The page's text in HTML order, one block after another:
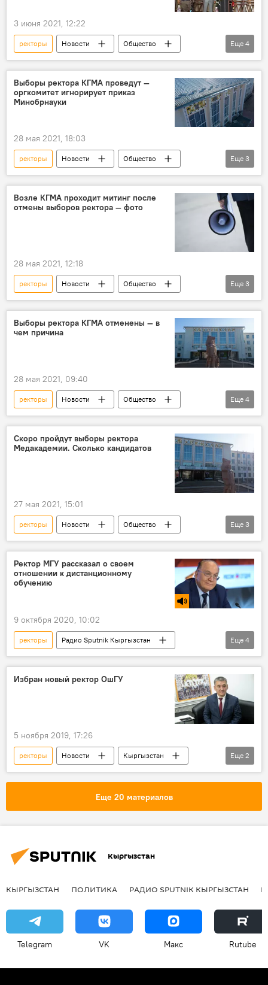
3 июня 2021, 12:22
ректоры Новости
Общество
Кыргызстан
Индира Кудайбергенова
КГМА
приказ
Еще 4
Выборы ректора КГМА проведут —
оргкомитет игнорирует приказ
Минобрнауки
28 мая 2021, 18:03
ректоры Новости
Общество
Кыргызстан
КГМА выборы
Еще 3
Возле КГМА проходит митинг после
отмены выборов ректора — фото
28 мая 2021, 12:18
ректоры Новости
Общество
Кыргызстан
КГМА выборы
Еще 3
Выборы ректора КГМА отменены — в
чем причина
28 мая 2021, 09:40
ректоры Новости
Общество
Кыргызстан
КГМА
выборы
вузы
Еще 4
Скоро пройдут выборы ректора
Медакадемии. Сколько кандидатов
27 мая 2021, 15:01
ректоры Новости
Общество
Кыргызстан
выборы КГМА
Еще 3
Ректор МГУ рассказал о своем
отношении к дистанционному
обучению
9 октября 2020, 10:02
ректоры
Радио Sputnik Кыргызстан
Общество
образование
коронавирус
МГУ
Еще 4
Избран новый ректор ОшГУ
5 ноября 2019, 17:26
ректоры Новости
Кыргызстан
Общество
Еще 2
Еще 20 материалов
Кыргызстан
КЫРГЫЗСТАН ПОЛИТИКА РАДИО SPUTNIK КЫРГЫЗСТАН
Telegram VK Макс Rutube